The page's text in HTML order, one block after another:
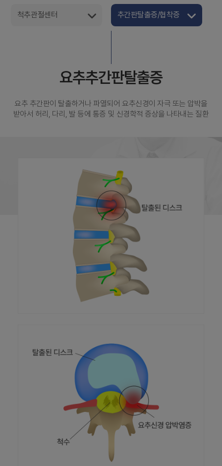
척추관절센터 추간판탈출증/협착증
요추추간판탈출증
요추 추간판이 탈출하거나 파열되어 요추신경이 자극 또는 압박을
받아서 허리, 다리, 발 등에 통증 및 신경학적 증상을 나타내는 질환